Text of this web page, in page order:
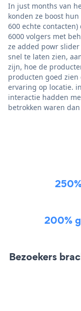
In just months van
konden ze boost
600 echte
6000 volgers met
ze added powr
snel te laten zien,
zijn, hoe de
producten goed
ervaring op locatie.
interactie hadden
betrokken waren
200%
Bezoekers